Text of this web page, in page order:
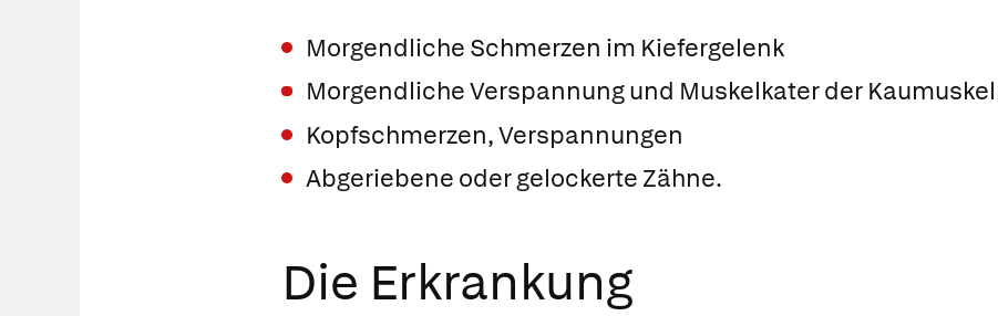
Morgendliche Schmerzen im Kiefergelenk
Morgendliche Verspannung und Muskelkater der
Kopfschmerzen, Verspannungen
Abgeriebene oder gelockerte Zähne.
Die Erkrankung